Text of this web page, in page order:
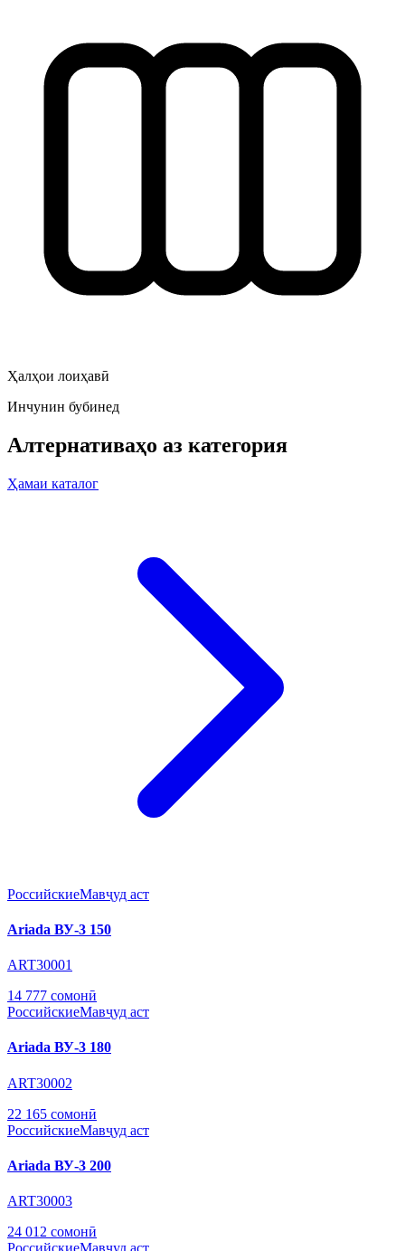
Ҳалҳои лоиҳавӣ
Инчунин бубинед
Алтернативаҳо аз категория
Ҳамаи каталог
РоссийскиеМавҷуд аст
Ariada ВУ-3 150
ART30001
14 777 сомонӣ
РоссийскиеМавҷуд аст
Ariada ВУ-3 180
ART30002
22 165 сомонӣ
РоссийскиеМавҷуд аст
Ariada ВУ-3 200
ART30003
24 012 сомонӣ